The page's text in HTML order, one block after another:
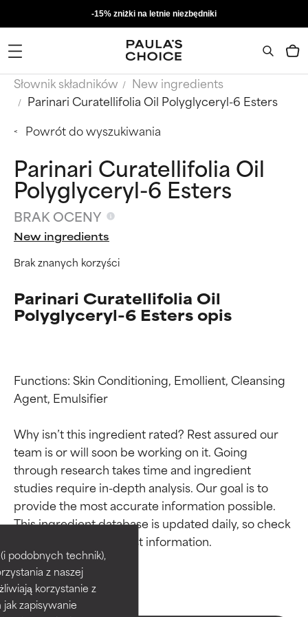
podobnych technik),
z naszej
korzystanie z
zapisywanie
-15% zniżki na letnie niezbędniki
Słownik składników
New ingredients
Parinari Curatellifolia Oil Polyglyceryl-6 Esters
Powrót do wyszukiwania
Parinari Curatellifolia Oil
Polyglyceryl-6 Esters
BRAK OCENY
New ingredients
Brak znanych korzyści
Parinari Curatellifolia Oil
Polyglyceryl-6 Esters opis
Functions: Skin Conditioning, Emollient, Cleansing
Agent, Emulsifier
Why isn’t this ingredient rated? Rest assured our
team is or will soon be working on it. Going
through research takes time and ingredient
studies require in-depth analysis. Our goal is to
provide the most accurate information possible.
This ingredient database is updated daily, so check
Oceny składników
BEST
Udowodnione i potwierdzone
przez niezależne badania.
Oceny składników
BEST
Udowodnione i potwierdzone
przez niezależne badania.